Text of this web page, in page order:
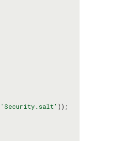
'Security.salt'